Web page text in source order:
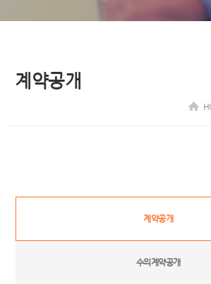
계약공개
계약공개
수의계약공개